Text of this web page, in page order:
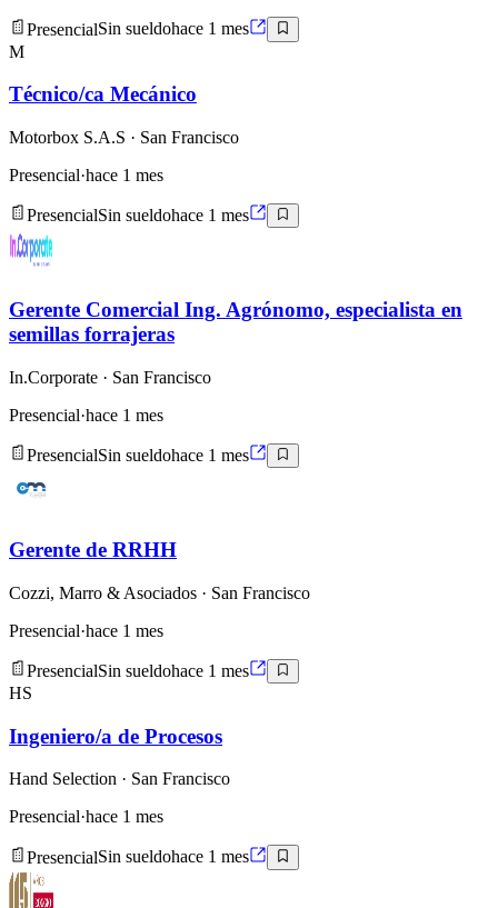
PresencialSin sueldohace 1 mes
M
Técnico/ca Mecánico
Motorbox S.A.S · San Francisco
Presencial·hace 1 mes
PresencialSin sueldohace 1 mes
Gerente Comercial Ing. Agrónomo, especialista en
semillas forrajeras
In.Corporate · San Francisco
Presencial·hace 1 mes
PresencialSin sueldohace 1 mes
Gerente de RRHH
Cozzi, Marro & Asociados · San Francisco
Presencial·hace 1 mes
PresencialSin sueldohace 1 mes
HS
Ingeniero/a de Procesos
Hand Selection · San Francisco
Presencial·hace 1 mes
PresencialSin sueldohace 1 mes